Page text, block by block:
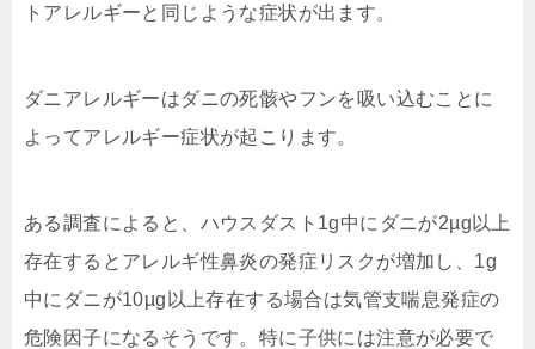
トアレルギーと同じような症状が出ます。
ダニアレルギーはダニの死骸やフンを吸い込むことに
よってアレルギー症状が起こります。
ある調査によると、ハウスダスト1g中にダニが2µg以上
存在するとアレルギ性鼻炎の発症リスクが増加し、1g
中にダニが10µg以上存在する場合は気管支喘息発症の
危険因子になるそうです。特に子供には注意が必要で